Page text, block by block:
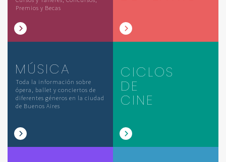
Premios y Becas
MÚSICA
Toda la información sobre
ópera, ballet y conciertos de
diferentes géneros en la ciudad
de Buenos Aires
CICLOS
DE
CINE